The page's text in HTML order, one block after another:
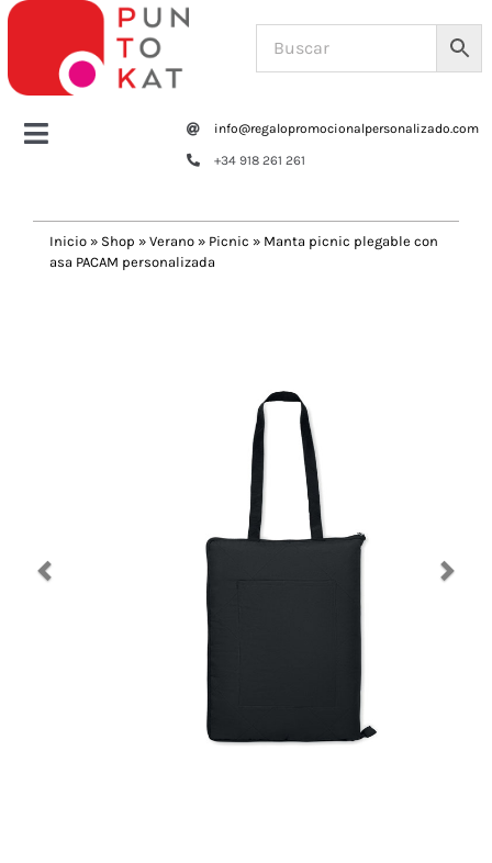
Saltar
contenido
Toggle
Tazas y botellas
Navidad 🎄 Invierno
info@regalopromocionalpersonalizado.com
+34 918 261 261
Inicio » Shop » Verano » Picnic » Manta picnic plegable con
asa PACAM personalizada